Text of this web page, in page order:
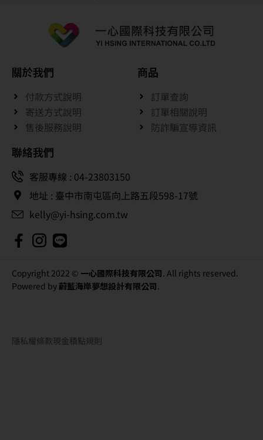
關於我們
付款方式說明
寄送方式說明
售後服務說明
商品
訂單查詢
訂單相關說明
防詐騙宣導資訊
聯絡我們
客服專線 : 04-23803150
地址 : 臺中市南屯區向上路五段598-17號
kelly@yi-hsing.com.tw
Copyright 2022 © 一心國際科技有限公司. All rights reserved.
Powered by 蔚藍海岸夢想設計有限公司.
隱私權條款現金積點規則